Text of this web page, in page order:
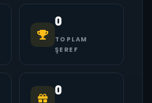
0
TOPLAM
ŞEREF
0